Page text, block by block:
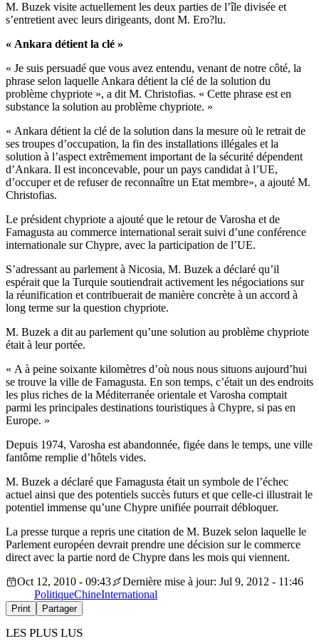
M. Buzek visite actuellement les deux parties de l’île divisée et
s’entretient avec leurs dirigeants, dont M. Ero?lu.
« Ankara détient la clé »
« Je suis persuadé que vous avez entendu, venant de notre côté, la
phrase selon laquelle Ankara détient la clé de la solution du
problème chypriote », a dit M. Christofias. « Cette phrase est en
substance la solution au problème chypriote. »
« Ankara détient la clé de la solution dans la mesure où le retrait de
ses troupes d’occupation, la fin des installations illégales et la
solution à l’aspect extrêmement important de la sécurité dépendent
d’Ankara. Il est inconcevable, pour un pays candidat à l’UE,
d’occuper et de refuser de reconnaître un Etat membre», a ajouté M.
Christofias.
Le président chypriote a ajouté que le retour de Varosha et de
Famagusta au commerce international serait suivi d’une conférence
internationale sur Chypre, avec la participation de l’UE.
S’adressant au parlement à Nicosia, M. Buzek a déclaré qu’il
espérait que la Turquie soutiendrait activement les négociations sur
la réunification et contribuerait de manière concrète à un accord à
long terme sur la question chypriote.
M. Buzek a dit au parlement qu’une solution au problème chypriote
était à leur portée.
« A à peine soixante kilomètres d’où nous nous situons aujourd’hui
se trouve la ville de Famagusta. En son temps, c’était un des endroits
les plus riches de la Méditerranée orientale et Varosha comptait
parmi les principales destinations touristiques à Chypre, si pas en
Europe. »
Depuis 1974, Varosha est abandonnée, figée dans le temps, une ville
fantôme remplie d’hôtels vides.
M. Buzek a déclaré que Famagusta était un symbole de l’échec
actuel ainsi que des potentiels succès futurs et que celle-ci illustrait le
potentiel immense qu’une Chypre unifiée pourrait débloquer.
La presse turque a repris une citation de M. Buzek selon laquelle le
Parlement européen devrait prendre une décision sur le commerce
direct avec la partie nord de Chypre dans les mois qui viennent.
Oct 12, 2010 - 09:43
Dernière mise à jour: Jul 9, 2012 - 11:46
PolitiqueChineInternational
Print Partager
LES PLUS LUS